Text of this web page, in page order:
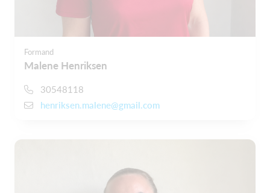
Formand
Malene Henriksen
30548118
henriksen.malene@gmail.com